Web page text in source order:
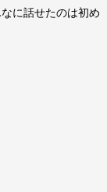
に話せたのは初め